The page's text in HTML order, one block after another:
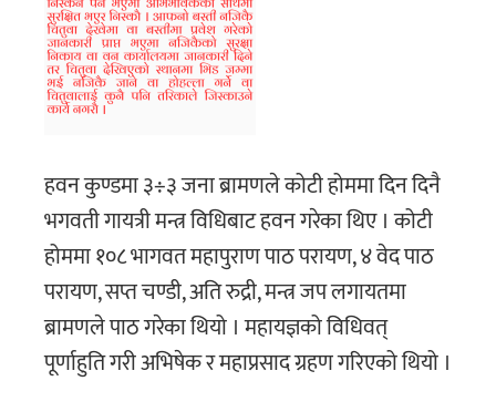
हवन कुण्डमा ३÷३ जना ब्रामणले कोटी होममा दिन दिनै
भगवती गायत्री मन्त्र विधिबाट हवन गरेका थिए । कोटी
होममा १०८ भागवत महापुराण पाठ परायण, ४ वेद पाठ
परायण, सप्त चण्डी, अति रुद्री, मन्त्र जप लगायतमा
ब्रामणले पाठ गरेका थियो । महायज्ञको विधिवत्
पूर्णाहुति गरी अभिषेक र महाप्रसाद ग्रहण गरिएको थियो ।